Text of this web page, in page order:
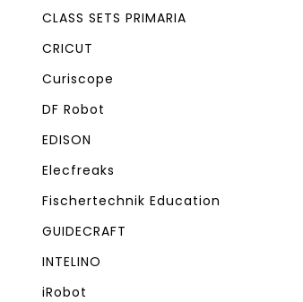
CLASS SETS PRIMARIA
CRICUT
Curiscope
DF Robot
EDISON
Elecfreaks
Fischertechnik Education
GUIDECRAFT
INTELINO
iRobot